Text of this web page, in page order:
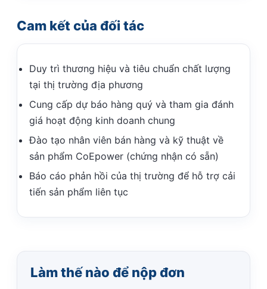
Cam kết của đối tác
Duy trì thương hiệu và tiêu chuẩn chất lượng
tại thị trường địa phương
Cung cấp dự báo hàng quý và tham gia đánh
giá hoạt động kinh doanh chung
Đào tạo nhân viên bán hàng và kỹ thuật về
sản phẩm CoEpower (chứng nhận có sẵn)
Báo cáo phản hồi của thị trường để hỗ trợ cải
tiến sản phẩm liên tục
Làm thế nào để nộp đơn